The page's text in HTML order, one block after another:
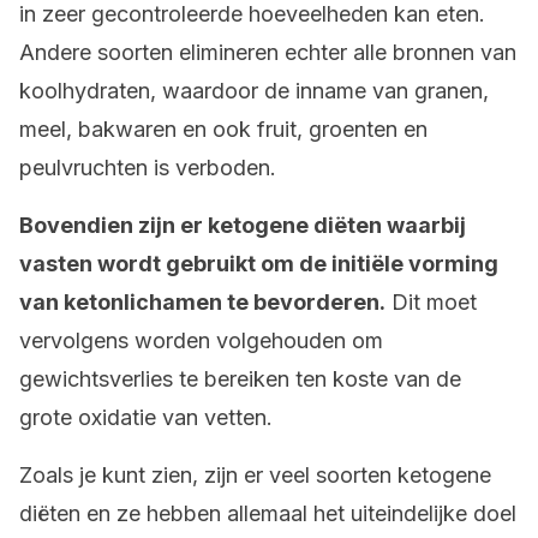
in zeer gecontroleerde hoeveelheden kan eten.
Andere soorten elimineren echter alle bronnen van
koolhydraten, waardoor de inname van granen,
meel, bakwaren en ook fruit, groenten en
peulvruchten is verboden.
Bovendien zijn er ketogene diëten waarbij
vasten wordt gebruikt om de initiële vorming
van ketonlichamen te bevorderen. Dit moet
vervolgens worden volgehouden om
gewichtsverlies te bereiken ten koste van de
grote oxidatie van vetten.
Zoals je kunt zien, zijn er veel soorten ketogene
diëten en ze hebben allemaal het uiteindelijke doel